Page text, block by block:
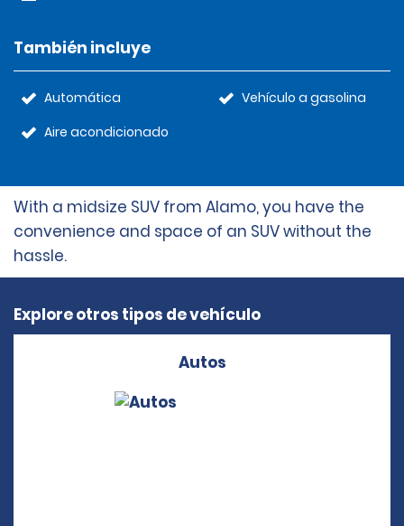
También incluye
Automática
Aire acondicionado
Vehículo a gasolina
With a midsize SUV from Alamo, you have the
convenience and space of an SUV without the
hassle.
Explore otros tipos de vehículo
Autos